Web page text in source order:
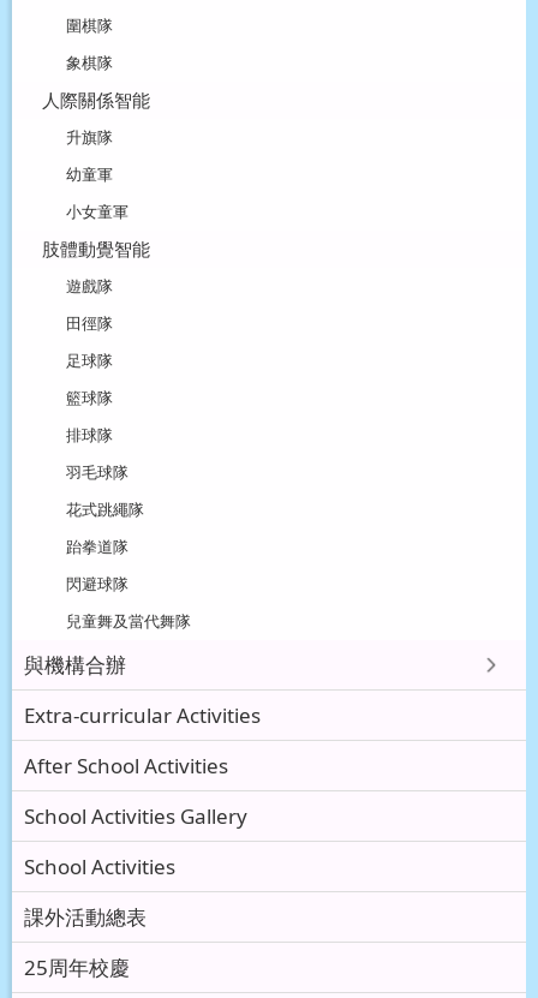
圍棋隊
象棋隊
人際關係智能
升旗隊
幼童軍
小女童軍
肢體動覺智能
遊戲隊
田徑隊
足球隊
籃球隊
排球隊
羽毛球隊
花式跳繩隊
跆拳道隊
閃避球隊
兒童舞及當代舞隊
與機構合辦
Extra-curricular Activities
After School Activities
School Activities Gallery
School Activities
課外活動總表
25周年校慶